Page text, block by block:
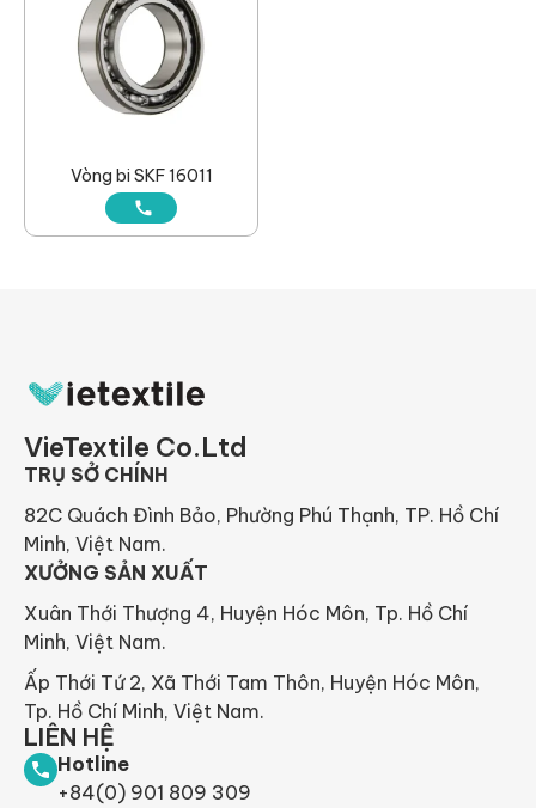
Vòng bi SKF 16011
VieTextile Co.Ltd
TRỤ SỞ CHÍNH
82C Quách Đình Bảo, Phường Phú Thạnh, TP. Hồ Chí
Minh, Việt Nam.
XƯỞNG SẢN XUẤT
Xuân Thới Thượng 4, Huyện Hóc Môn, Tp. Hồ Chí
Minh, Việt Nam.
Ấp Thới Tứ 2, Xã Thới Tam Thôn, Huyện Hóc Môn,
Tp. Hồ Chí Minh, Việt Nam.
LIÊN HỆ
Hotline
+84(0) 901 809 309